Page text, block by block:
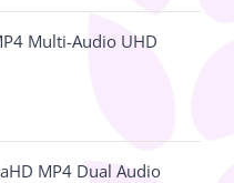
Multi-Audio UHD
MP4 Dual Audio